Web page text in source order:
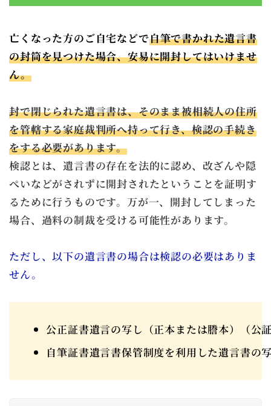
亡くなった方のご自宅などで自筆で書かれた遺言書
の封筒を見つけた場合、安易に開封してはいけませ
ん。
封で閉じられた遺言書は、そのまま被相続人の住所
を管轄する家庭裁判所へ持って行き、検認の手続き
をする必要があります。
検認とは、遺言書の存在を法的に認め、改ざんや隠
ぺいなどがされずに開封されたということを証明す
るために行うものです。万が一、開封してしまった
場合、過料の制裁を受ける可能性があります。
ただし、以下の遺言書の場合は検認の必要はありま
せん。
公正証書遺言の写し（正本または謄本）（公
自筆証書遺言書保管制度を利用した遺言書の